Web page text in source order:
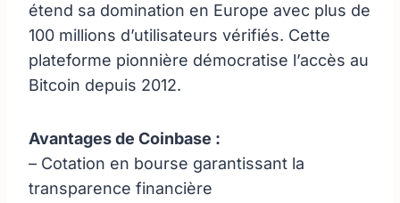
étend sa domination en Europe avec plus de
100 millions d’utilisateurs vérifiés. Cette
plateforme pionnière démocratise l’accès au
Bitcoin depuis 2012.
Avantages de Coinbase :
– Cotation en bourse garantissant la
transparence financière